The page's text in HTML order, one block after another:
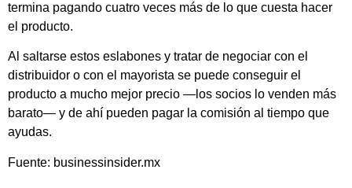
termina pagando cuatro veces más de lo que cuesta hacer
el producto.
Al saltarse estos eslabones y tratar de negociar con el
distribuidor o con el mayorista se puede conseguir el
producto a mucho mejor precio —los socios lo venden más
barato— y de ahí pueden pagar la comisión al tiempo que
ayudas.
Fuente: businessinsider.mx